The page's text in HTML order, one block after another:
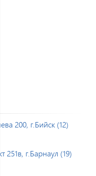
200, г.Бийск (12)
251в, г.Барнаул (19)